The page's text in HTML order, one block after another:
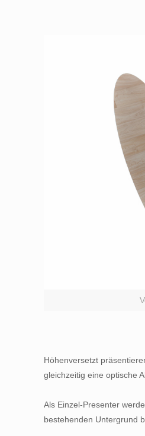
Höhenversetzt
gleichzeitig eine optische
Als Einzel-Presenter
bestehenden Untergrund